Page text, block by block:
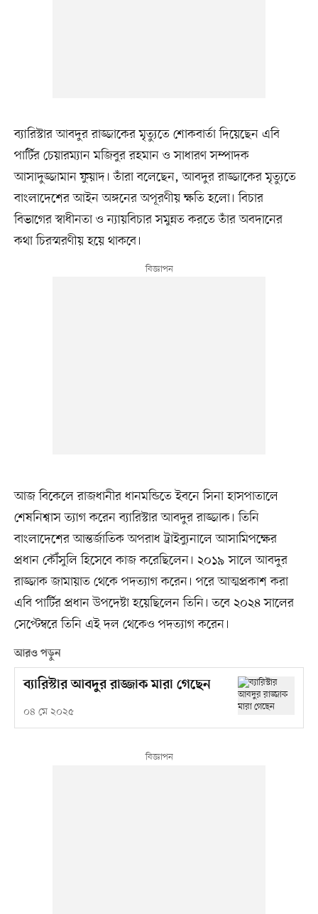
ব্যারিস্টার আবদুর রাজ্জাকের মৃত্যুতে শোকবার্তা দিয়েছেন এবি
পার্টির চেয়ারম্যান মজিবুর রহমান ও সাধারণ সম্পাদক
আসাদুজ্জামান ফুয়াদ। তাঁরা বলেছেন, আবদুর রাজ্জাকের মৃত্যুতে
বাংলাদেশের আইন অঙ্গনের অপূরণীয় ক্ষতি হলো। বিচার
বিভাগের স্বাধীনতা ও ন‍্যায়বিচার সমুন্নত করতে তাঁর অবদানের
কথা চিরস্মরণীয় হয়ে থাকবে।
আজ বিকেলে রাজধানীর ধানমন্ডিতে ইবনে সিনা হাসপাতালে
শেষনিশ্বাস ত্যাগ করেন ব্যারিস্টার আবদুর রাজ্জাক। তিনি
বাংলাদেশের আন্তর্জাতিক অপরাধ ট্রাইব্যুনালে আসামিপক্ষের
প্রধান কৌঁসুলি হিসেবে কাজ করেছিলেন। ২০১৯ সালে আবদুর
রাজ্জাক জামায়াত থেকে পদত্যাগ করেন। পরে আত্মপ্রকাশ করা
এবি পার্টির প্রধান উপদেষ্টা হয়েছিলেন তিনি। তবে ২০২৪ সালের
সেপ্টেম্বরে তিনি এই দল থেকেও পদত্যাগ করেন।
আরও পড়ুন
ব্যারিস্টার আবদুর রাজ্জাক মারা গেছেন
০৪ মে ২০২৫